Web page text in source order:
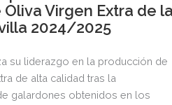
Virgen Extra de
2024/2025
su liderazgo en la producción de
de alta calidad tras la
galardones obtenidos en los